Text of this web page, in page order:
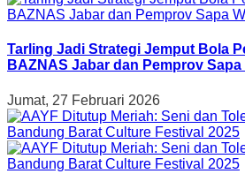
Tarling Jadi Strategi Jemput Bola
BAZNAS Jabar dan Pemprov
Jumat, 27 Februari 2026